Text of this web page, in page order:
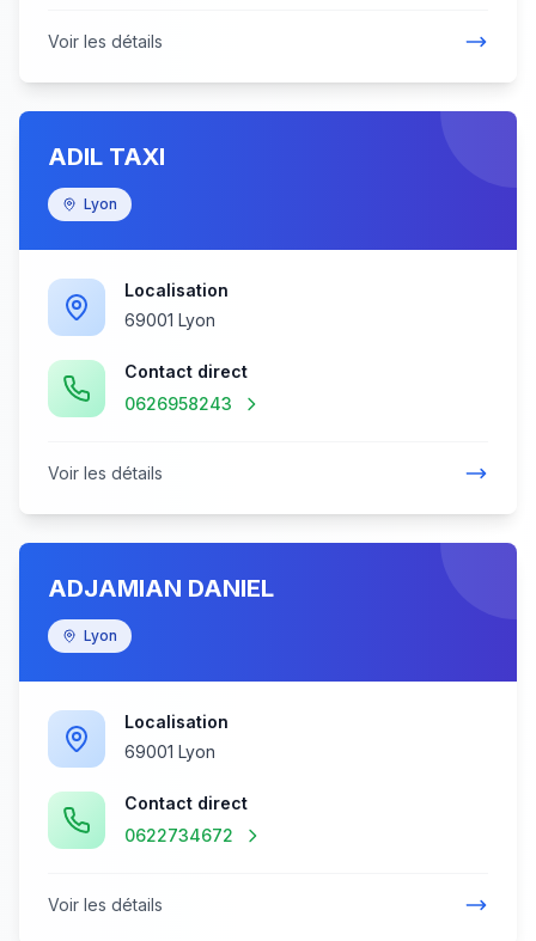
Voir les détails
ADIL TAXI
Lyon
Localisation
69001 Lyon
Contact direct
0626958243
Voir les détails
ADJAMIAN DANIEL
Lyon
Localisation
69001 Lyon
Contact direct
0622734672
Voir les détails